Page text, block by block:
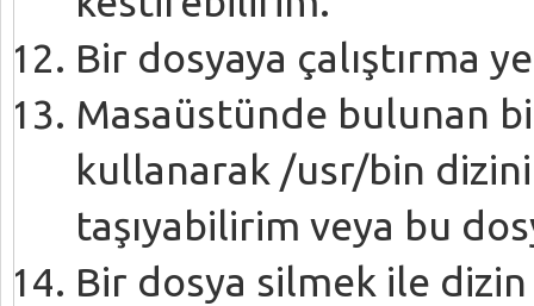
Bir dosyaya çalıştırma
Masaüstünde bulunan
kullanarak /usr/bin
taşıyabilirim veya bu
Bir dosya silmek ile